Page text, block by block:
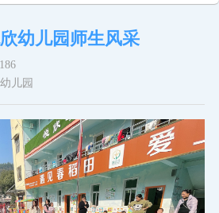
幼儿园师生风采
儿园